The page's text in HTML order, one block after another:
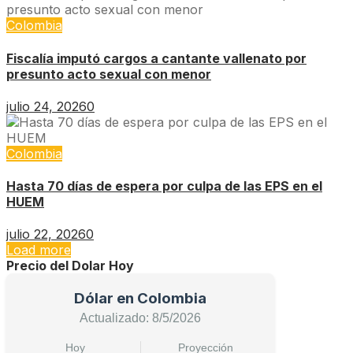
Colombia
Fiscalía imputó cargos a cantante vallenato por
presunto acto sexual con menor
julio 24, 20260
Colombia
Hasta 70 días de espera por culpa de las EPS en el
HUEM
julio 22, 20260
Load more
Precio del Dolar Hoy
Dólar en Colombia
Actualizado: 8/5/2026
Hoy Proyección